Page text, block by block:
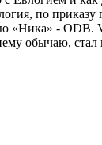
по
«Ника» - ODB.
обычаю,